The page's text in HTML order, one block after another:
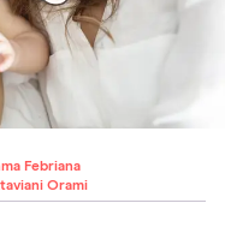
Febriana
Orami